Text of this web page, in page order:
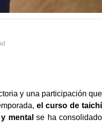
y una participación que
el curso de taichí
mental se ha consolidado